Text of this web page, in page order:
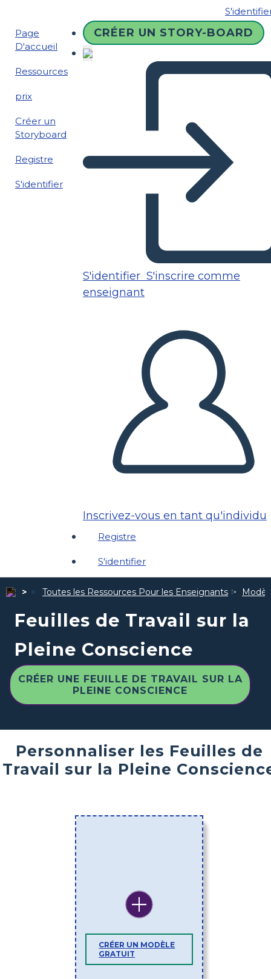
Page
D'accueil
Ressources
prix
Créer un
Storyboard
Registre
S'identifier
CRÉER UN STORY-BOARD
S'identifier S'inscrire comme
enseignant
Inscrivez-vous en tant qu'individu
Registre
S'identifier
Toutes les Ressources Pour les Enseignants
Feuilles de Travail sur la
Pleine Conscience
CRÉER UNE FEUILLE DE TRAVAIL SUR LA
PLEINE CONSCIENCE
Personnaliser les Feuilles de
Travail sur la Pleine
CRÉER UN MODÈLE
GRATUIT